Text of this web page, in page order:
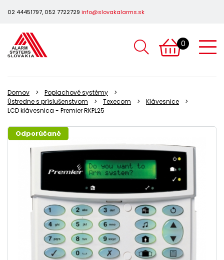
02 44451797, 052 7722729 info@slovakalarms.sk
0
Domov
Poplachové systémy
Ústredne s príslušenstvom
Texecom
Klávesnice
LCD klávesnica - Premier RKPL25
Odporúčané